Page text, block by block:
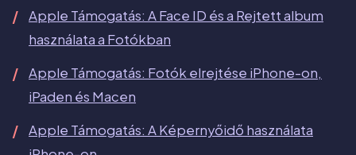
Apple Támogatás: A Face ID és a Rejtett album
használata a Fotókban
Apple Támogatás: Fotók elrejtése iPhone-on,
iPaden és Macen
Apple Támogatás: A Képernyőidő használata